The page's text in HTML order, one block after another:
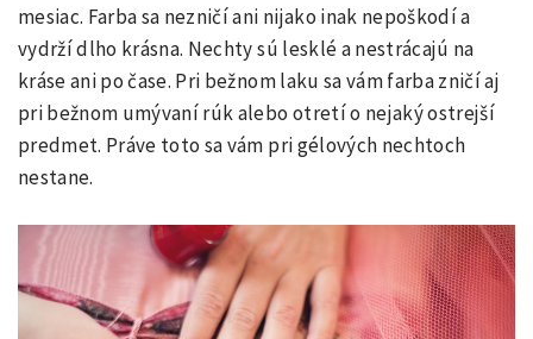
mesiac. Farba sa nezničí ani nijako inak nepoškodí a
vydrží dlho krásna. Nechty sú lesklé a nestrácajú na
kráse ani po čase. Pri bežnom laku sa vám farba zničí aj
pri bežnom umývaní rúk alebo otretí o nejaký ostrejší
predmet. Práve toto sa vám pri gélových nechtoch
nestane.